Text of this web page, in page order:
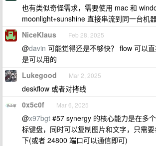
也有类似奇怪需求，需要使用 mac 和
moonlight+sunshine 直接串流到同一台机器
NiceKlaus Feb 28, 2025
@davin 可能觉得还是不够快？ flow 可以
是可以用的
Lukegood Mar 2, 2025
deskflow 或者对拷线
0x5c0f Mar 6, 2025
@x97bgt #57 synergy 的核心能力是在多
标键盘，同时可以复制图片和文字，只需
下(或者 24800 端口可以通信即可)